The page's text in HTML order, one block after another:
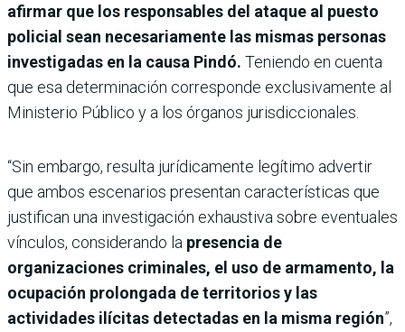
afirmar que los responsables del ataque al puesto
policial sean necesariamente las mismas personas
investigadas en la causa Pindó. Teniendo en cuenta
que esa determinación corresponde exclusivamente al
Ministerio Público y a los órganos jurisdiccionales.
“Sin embargo, resulta jurídicamente legítimo advertir
que ambos escenarios presentan características que
justifican una investigación exhaustiva sobre eventuales
vínculos, considerando la presencia de
organizaciones criminales, el uso de armamento, la
ocupación prolongada de territorios y las
actividades ilícitas detectadas en la misma región”,